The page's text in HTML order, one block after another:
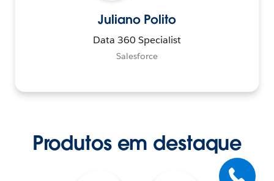
Juliano Polito
Data 360 Specialist
Salesforce
Produtos em destaque